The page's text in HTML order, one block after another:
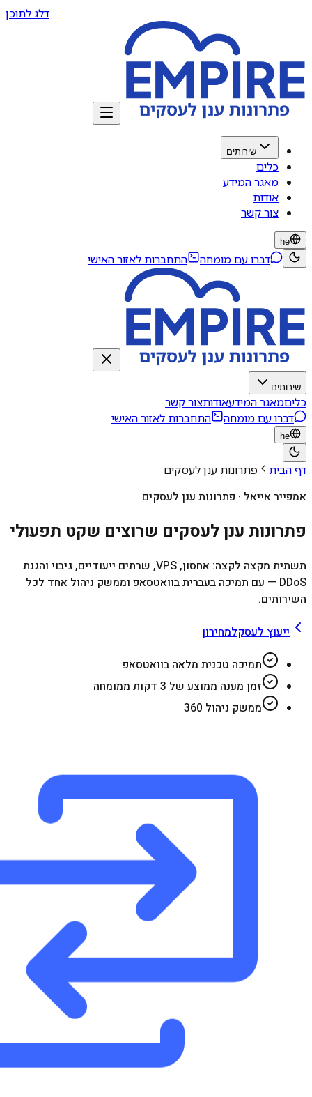
דלג לתוכן
שירותים
כלים
מאגר המידע
אודות
צור קשר
he
דברו עם מומחה התחברות לאזור האישי
שירותים
כליםמאגר המידעאודותצור קשר
דברו עם מומחה
התחברות לאזור האישי
he
דף הבית פתרונות ענן לעסקים
אמפייר אייאל · פתרונות ענן לעסקים
פתרונות ענן לעסקים שרוצים שקט תפעולי
תשתית מקצה לקצה: אחסון, VPS, שרתים ייעודיים, גיבוי והגנת
DDoS — עם תמיכה בעברית בוואטסאפ וממשק ניהול אחד לכל
השירותים.
ייעוץ לעסקלמחירון
תמיכה טכנית מלאה בוואטסאפ
זמן מענה ממוצע של 3 דקות ממומחה
ממשק ניהול 360